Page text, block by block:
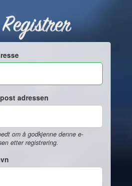
Registrer
adressen
om å godkjenne denne e-
etter registrering.